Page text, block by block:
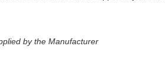
by the Manufacturer